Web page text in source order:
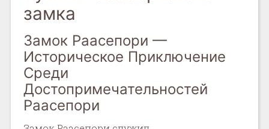
замка
Замок Раасепори —
Историческое Приключение
Среди
Достопримечательностей
Раасепори